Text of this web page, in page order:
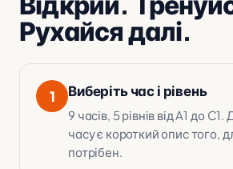
Рухайся далі.
1 Виберіть час і рівень
9 часів, 5 рівнів від A1 до
часу є короткий опис того,
потрібен.